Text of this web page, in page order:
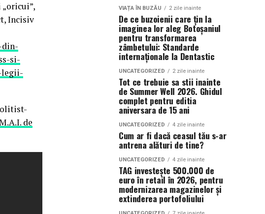
Incisiv
din-
si-
legii-
de
VIAȚA ÎN BUZĂU 2 zile inainte
De ce buzoienii care țin la
imaginea lor aleg Botoșaniul
pentru transformarea
zâmbetului: Standarde
internaționale la Dentastic
UNCATEGORIZED 2 zile inainte
Tot ce trebuie sa stii inainte
de Summer Well 2026. Ghidul
complet pentru editia
aniversara de 15 ani
UNCATEGORIZED 4 zile inainte
Cum ar fi dacă ceasul tău s-ar
antrena alături de tine?
UNCATEGORIZED 4 zile inainte
TAG investește 500.000 de
euro în retail în 2026, pentru
modernizarea magazinelor și
extinderea portofoliului